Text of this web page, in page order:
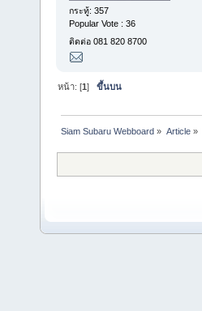
กระทู้: 357
Popular Vote : 36
ติดต่อ 081 820 8700
หน้า: [1]ขึ้นบน
Siam Subaru Webboard » Article»